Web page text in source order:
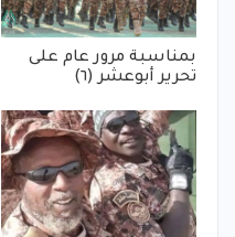
بمناسبة مرور عام على
تحرير أبوعشر (٦)